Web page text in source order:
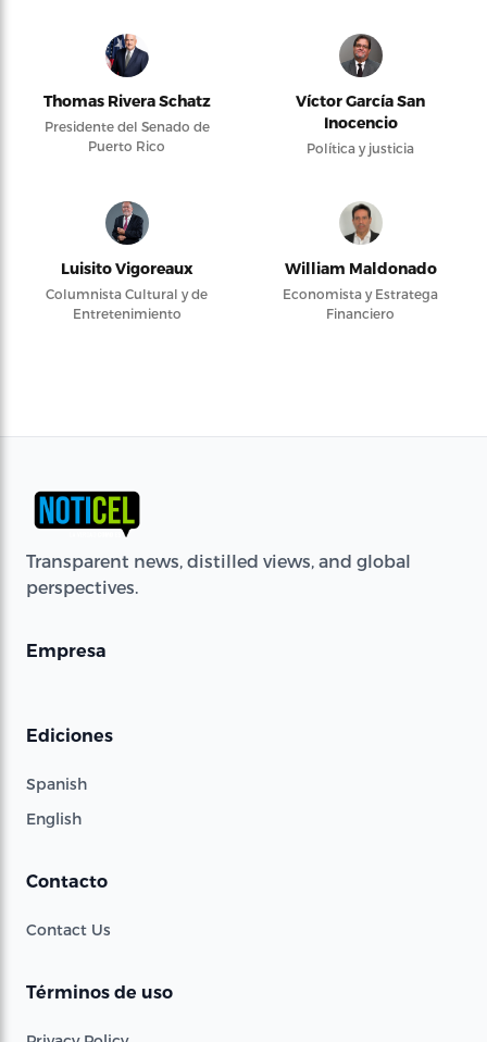
Thomas Rivera Schatz
Presidente del Senado de
Puerto Rico
Víctor García San
Inocencio
Política y justicia
Luisito Vigoreaux
Columnista Cultural y de
Entretenimiento
William Maldonado
Economista y Estratega
Financiero
Transparent news, distilled views, and global
perspectives.
Empresa
Ediciones
Spanish
English
Contacto
Contact Us
Términos de uso